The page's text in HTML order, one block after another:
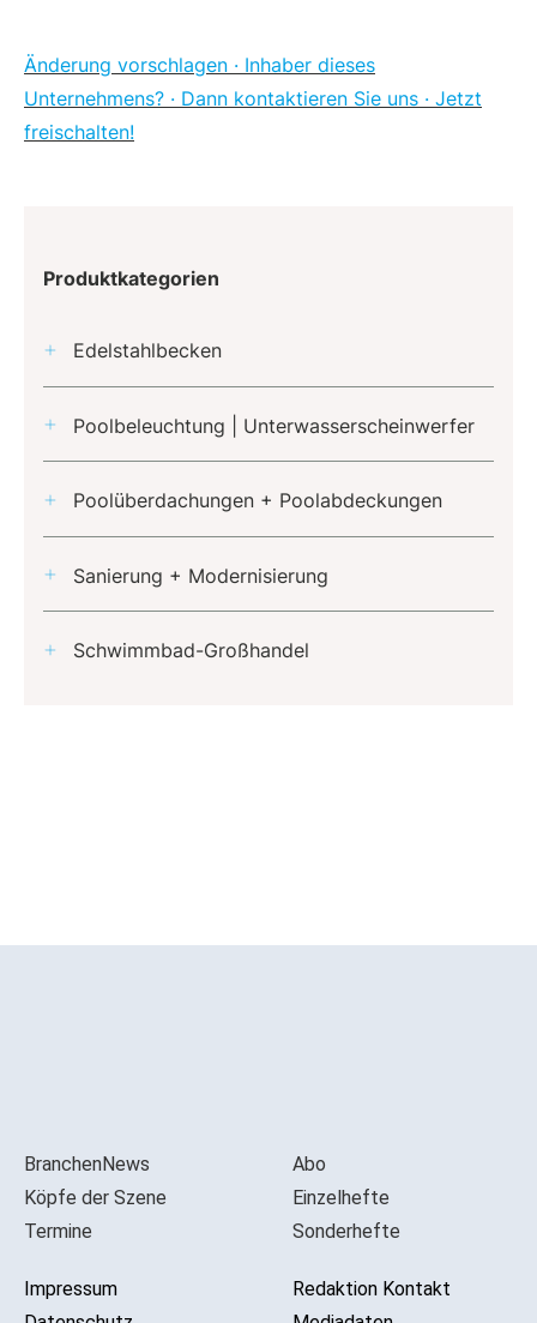
Änderung vorschlagen · Inhaber dieses
Unternehmens? · Dann kontaktieren Sie uns · Jetzt
freischalten!
Produktkategorien
Edelstahlbecken
Poolbeleuchtung | Unterwasserscheinwerfer
Poolüberdachungen + Poolabdeckungen
Sanierung + Modernisierung
Schwimmbad-Großhandel
BranchenNews
Köpfe der Szene
Termine
Impressum
Abo
Einzelhefte
Sonderhefte
Redaktion Kontakt